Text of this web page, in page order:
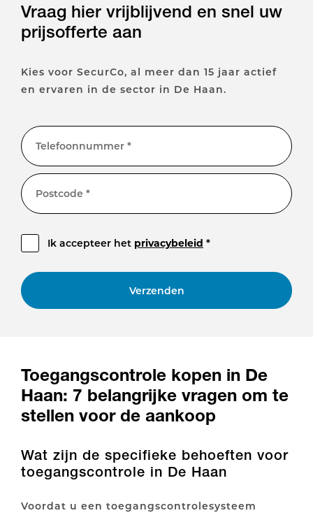
Vraag hier vrijblijvend en snel uw
prijsofferte aan
Kies voor SecurCo, al meer dan 15 jaar actief
en ervaren in de sector in De Haan.
Telefoonnummer *
Postcode *
Ik accepteer het privacybeleid *
Verzenden
Toegangscontrole kopen in De
Haan: 7 belangrijke vragen om te
stellen voor de aankoop
Wat zijn de specifieke behoeften voor
toegangscontrole in De Haan
Voordat u een toegangscontrolesysteem